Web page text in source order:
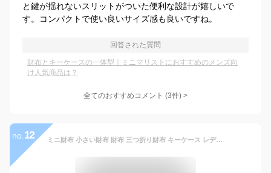
と鍵が揺れないスリットがついた便利な設計が嬉しいで
す。コンパクトで使い良いサイズ感も良いですね。
回答された質問
財布とキーケースの一体型｜ミニマリストにおすすめのメンズ向
け人気商品は？
全てのおすすめコメント (3件) >
no. 12 ミニ財布 小さい財布 財布 三つ折り財布 キーケース レディース メンズ 小銭入れ 一体型 お財布 本革 牛革 ウォレットキーケース 柔らかい 小さめ カードケース カード たくさん 大容量 コンパクト 小さい財布 お札 折らない ボックス型 スキミング防止 開運